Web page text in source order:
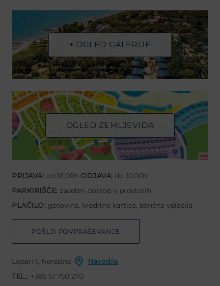
+ OGLED GALERIJE
OGLED ZEMLJEVIDA
PRIJAVA: od 16:00h ODJAVA: do 10:00h
PARKIRIŠČE: zasebni dostop v prostorih
PLAČILO: gotovina, kreditne kartice, bančna vplačila
POŠLJI POVPRAŠEVANJE
Lopari 1, Nerezine
Navodila
TEL.: +385 51 750 270